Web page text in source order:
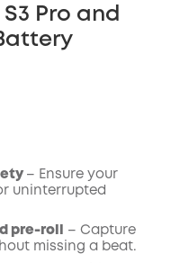
Pro and
KOPIA
– Ensure your
uninterrupted
pre-roll
– Capture
missing a beat.